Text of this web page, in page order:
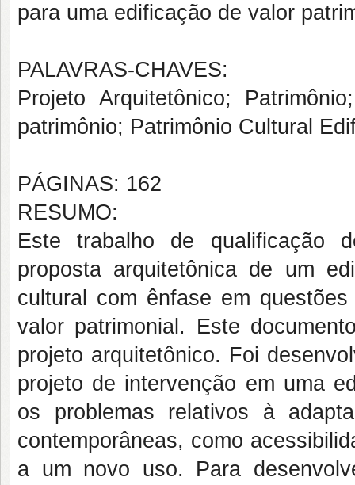
para uma edificação de valor
PALAVRAS-CHAVES:
Projeto Arquitetônico;
patrimônio; Patrimônio Cultural
PÁGINAS: 162
RESUMO:
Este trabalho de qualificação
proposta arquitetônica de um
cultural com ênfase em
valor patrimonial. Este
projeto arquitetônico. Foi
projeto de intervenção em uma
os problemas relativos à
contemporâneas, como
a um novo uso. Para